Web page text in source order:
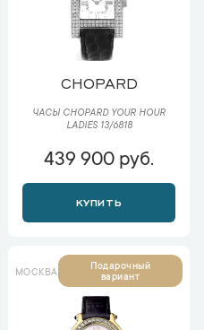
CHOPARD
ЧАСЫ CHOPARD YOUR HOUR
LADIES 13/6818
439 900 руб.
КУПИТЬ
МОСКВА
Подарочный
вариант